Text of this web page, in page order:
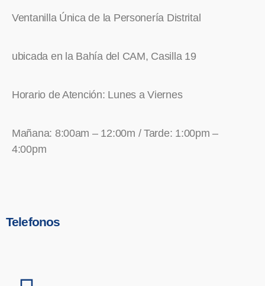
Ventanilla Única de la Personería Distrital
ubicada en la Bahía del CAM, Casilla 19
Horario de Atención: Lunes a Viernes
Mañana: 8:00am – 12:00m / Tarde: 1:00pm –
4:00pm
Telefonos